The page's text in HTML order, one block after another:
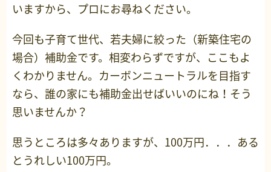
いますから、プロにお尋ねください。
今回も子育て世代、若夫婦に絞った（新築住宅の
場合）補助金です。相変わらずですが、ここもよ
くわかりません。カーボンニュートラルを目指す
なら、誰の家にも補助金出せばいいのにね！そう
思いませんか？
思うところは多々ありますが、100万円．．．ある
とうれしい100万円。